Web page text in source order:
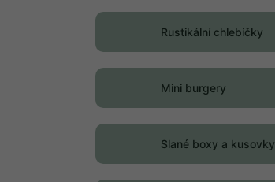
Rustikální chlebíčky
Mini burgery
Slané boxy a kusovky